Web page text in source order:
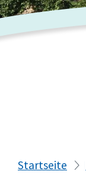
Startseite